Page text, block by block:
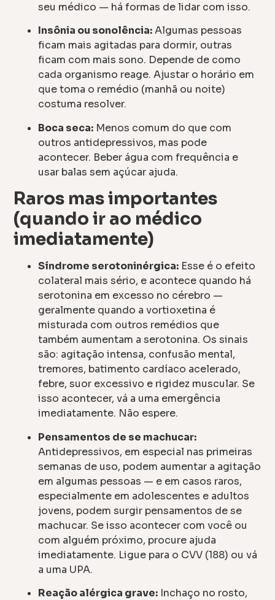
seu médico — há formas de lidar com isso.
Insônia ou sonolência:Algumas pessoas
ficam mais agitadas para dormir, outras
ficam com mais sono. Depende de como
cada organismo reage. Ajustar o horário em
que toma o remédio (manhã ou noite)
costuma resolver.
Boca seca: Menos comum do que com
outros antidepressivos, mas pode
acontecer. Beber água com frequência e
usar balas sem açúcar ajuda.
Raros mas importantes
(quando ir ao médico
imediatamente)
Síndrome serotoninérgica: Esse é o efeito
colateral mais sério, e acontece quando há
serotonina em excesso no cérebro —
geralmente quando a vortioxetina é
misturada com outros remédios que
também aumentam a serotonina. Os sinais
são: agitação intensa, confusão mental,
tremores, batimento cardíaco acelerado,
febre, suor excessivo e rigidez muscular. Se
isso acontecer, vá a uma emergência
imediatamente. Não espere.
Pensamentos de se machucar:
Antidepressivos, em especial nas primeiras
semanas de uso, podem aumentar a agitação
em algumas pessoas — e em casos raros,
especialmente em adolescentes e adultos
jovens, podem surgir pensamentos de se
machucar. Se isso acontecer com você ou
com alguém próximo, procure ajuda
imediatamente. Ligue para o CVV (188) ou vá
a uma UPA.
Reação alérgica grave: Inchaço no rosto,